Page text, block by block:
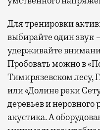
Для тренировки
выбирайте один звук
удерживайте
Пробовать можно в
Тимирязевском лесу,
или «Долине реки
деревьев и неровного
акустика. А